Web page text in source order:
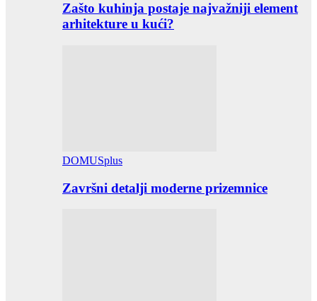
Zašto kuhinja postaje najvažniji element
arhitekture u kući?
DOMUSplus
Završni detalji moderne prizemnice